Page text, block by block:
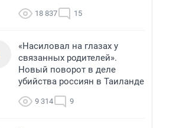
18 837 15
«Насиловал на глазах у
связанных родителей».
Новый поворот в деле
убийства россиян в Таиланде
9 314 9